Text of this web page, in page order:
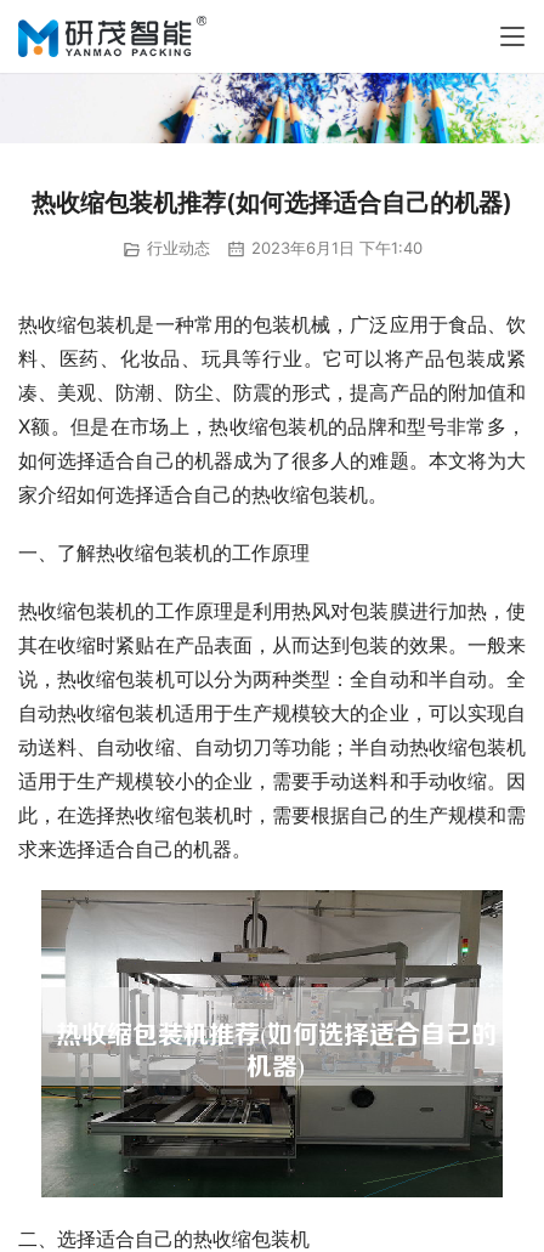
热收缩包装机推荐(如何选择适合自己的机器)
行业动态 2023年6月1日 下午1:40
热收缩包装机是一种常用的包装机械，广泛应用于食品、饮
料、医药、化妆品、玩具等行业。它可以将产品包装成紧
凑、美观、防潮、防尘、防震的形式，提高产品的附加值和
X额。但是在市场上，热收缩包装机的品牌和型号非常多，
如何选择适合自己的机器成为了很多人的难题。本文将为大
家介绍如何选择适合自己的热收缩包装机。
一、了解热收缩包装机的工作原理
热收缩包装机的工作原理是利用热风对包装膜进行加热，使
其在收缩时紧贴在产品表面，从而达到包装的效果。一般来
说，热收缩包装机可以分为两种类型：全自动和半自动。全
自动热收缩包装机适用于生产规模较大的企业，可以实现自
动送料、自动收缩、自动切刀等功能；半自动热收缩包装机
适用于生产规模较小的企业，需要手动送料和手动收缩。因
此，在选择热收缩包装机时，需要根据自己的生产规模和需
求来选择适合自己的机器。
二、选择适合自己的热收缩包装机